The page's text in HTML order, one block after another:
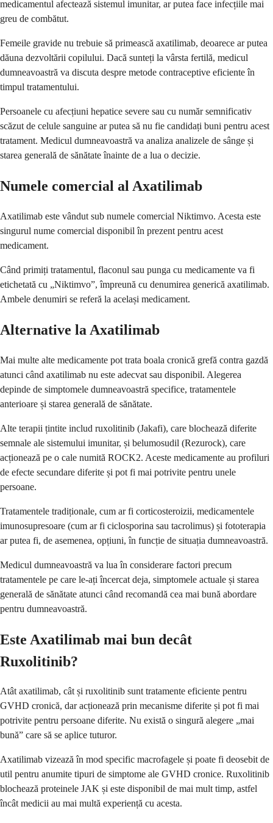
medicamentul afectează sistemul imunitar, ar putea face infecțiile mai
greu de combătut.
Femeile gravide nu trebuie să primească axatilimab, deoarece ar putea
dăuna dezvoltării copilului. Dacă sunteți la vârsta fertilă, medicul
dumneavoastră va discuta despre metode contraceptive eficiente în
timpul tratamentului.
Persoanele cu afecțiuni hepatice severe sau cu număr semnificativ
scăzut de celule sanguine ar putea să nu fie candidați buni pentru acest
tratament. Medicul dumneavoastră va analiza analizele de sânge și
starea generală de sănătate înainte de a lua o decizie.
Numele comercial al Axatilimab
Axatilimab este vândut sub numele comercial Niktimvo. Acesta este
singurul nume comercial disponibil în prezent pentru acest
medicament.
Când primiți tratamentul, flaconul sau punga cu medicamente va fi
etichetată cu „Niktimvo”, împreună cu denumirea generică axatilimab.
Ambele denumiri se referă la același medicament.
Alternative la Axatilimab
Mai multe alte medicamente pot trata boala cronică grefă contra gazdă
atunci când axatilimab nu este adecvat sau disponibil. Alegerea
depinde de simptomele dumneavoastră specifice, tratamentele
anterioare și starea generală de sănătate.
Alte terapii țintite includ ruxolitinib (Jakafi), care blochează diferite
semnale ale sistemului imunitar, și belumosudil (Rezurock), care
acționează pe o cale numită ROCK2. Aceste medicamente au profiluri
de efecte secundare diferite și pot fi mai potrivite pentru unele
persoane.
Tratamentele tradiționale, cum ar fi corticosteroizii, medicamentele
imunosupresoare (cum ar fi ciclosporina sau tacrolimus) și fototerapia
ar putea fi, de asemenea, opțiuni, în funcție de situația dumneavoastră.
Medicul dumneavoastră va lua în considerare factori precum
tratamentele pe care le-ați încercat deja, simptomele actuale și starea
generală de sănătate atunci când recomandă cea mai bună abordare
pentru dumneavoastră.
Este Axatilimab mai bun decât
Ruxolitinib?
Atât axatilimab, cât și ruxolitinib sunt tratamente eficiente pentru
GVHD cronică, dar acționează prin mecanisme diferite și pot fi mai
potrivite pentru persoane diferite. Nu există o singură alegere „mai
bună” care să se aplice tuturor.
Axatilimab vizează în mod specific macrofagele și poate fi deosebit de
util pentru anumite tipuri de simptome ale GVHD cronice. Ruxolitinib
blochează proteinele JAK și este disponibil de mai mult timp, astfel
încât medicii au mai multă experiență cu acesta.